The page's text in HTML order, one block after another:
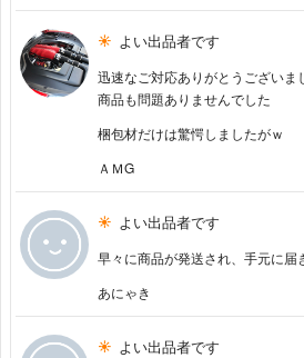
よい出品者です
迅速なご対応ありがとうございま
商品も問題ありませんでした
梱包材だけは驚愕しましたがｗ
ＡＭG
よい出品者です
早々に商品が発送され、手元に届
あにゃき
よい出品者です